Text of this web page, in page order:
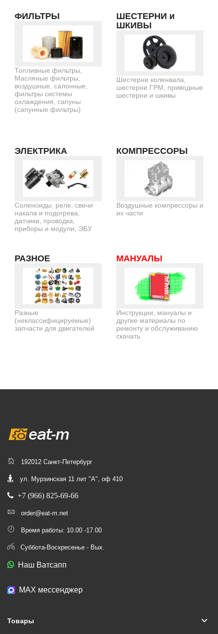
ФИЛЬТРЫ
Топливные фильтры,
Масляные фильтры,
воздушные, салонные,
фильтры системы
охлаждения, сапуны
(сапунные фильтры)
ШЕСТЕРНИ и
ШКИВЫ
Шестерни коленвала,
шестерни ГРМ, приводные
шестерни и шкивы
ЭЛЕКТРИКА
Соленоиды, реле, свечи
накала и подогрева,
датчики, проводка,
приборы и модули, ЭБУ
КОМПРЕССОРЫ
Воздушные компрессоры и
их части
РАЗНОЕ
Разные
(неклассифицируемые)
запчасти для двигателей
МАНУАЛЫ
Инструкции, мануалы и
другие материалы по
ремонту и обслуживанию
скачать
192012 Санкт-Петербург
ул. Мурзинская 11 лит "А", оф 410
+7 (966) 825-69-66
order@eat-m.net
Время работы: 10.00 -17.00
Суббота-Воскресенье - Вых.
Наш Ватсапп
МАХ мессенджер
Товары keyboard_arrow_down